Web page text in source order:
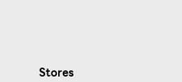
Stores